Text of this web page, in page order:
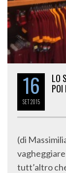
16
SET2015
LO
POI
(di
tutt’altro